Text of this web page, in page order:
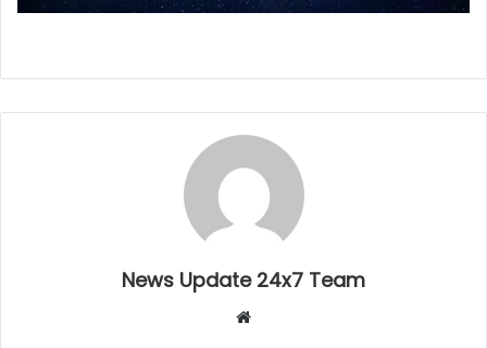
News Update 24x7 Team
Website